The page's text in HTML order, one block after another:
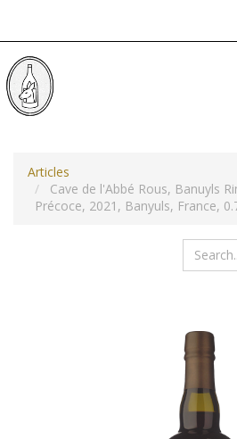
Articles
Cave de l'Abbé Rous, Banuyls
Précoce, 2021, Banyuls, France,